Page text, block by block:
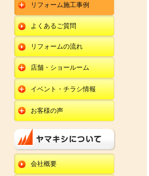
キッチンリフォーム
ユニットバスリフォー
ム
トイレリフォーム
洗面化粧台リフォー
ム
オール電化セット
エコキュート
給湯器
エクステリア
外壁塗装
内装リフォーム
リフォーム施工事例
キッチン
ユニットバス
トイレ
洗面化粧台
エクステリア
外壁塗装・外装工事
改装・内装リフォー
ム
修理・小工事
全面リフォーム
よくあるご質問
リフォームの流れ
店舗・ショールーム
田鶴浜店
金沢野々市店
川北店
小松店
新加賀店
金津店
イベント・チラシ情報
田鶴浜店
金沢野々市店
小松店
新加賀店
お客様の声
キッチン
ユニットバス
トイレ
洗面化粧台
会社概要